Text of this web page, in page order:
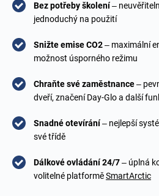
Bez potřeby školení–
jednoduchý na použití
Snižte emise CO2– maximální
možnost úsporného režimu
Chraňte své zaměstnance–
dveří, značení Day-Glo a další
Snadné otevírání– nejlepší
své třídě
Dálkové ovládání 24/7– úplná
volitelné platforměSmartArctic